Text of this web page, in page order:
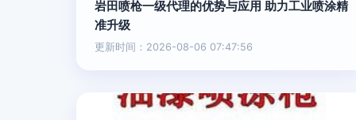
岩田喷枪一级代理的优势与应用 助力工业喷涂精
准升级
更新时间：2026-08-06 07:47:56